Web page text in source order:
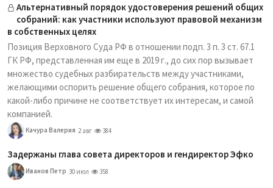
Альтернативный порядок удостоверения решений общих
собраний: как участники используют правовой механизм
в собственных целях
Позиция Верховного Суда РФ в отношении подп. 3 п. 3 ст. 67.1
ГК РФ, представленная им еще в 2019 г., до сих пор вызывает
множество судебных разбирательств между участниками,
желающими оспорить решение общего собрания, которое по
какой-либо причине не соответствует их интересам, и самой
компанией.
Качура Валерия 2 авг 384
Задержаны глава совета директоров и гендиректор Эфко
Иванов Петр 30 июл 358